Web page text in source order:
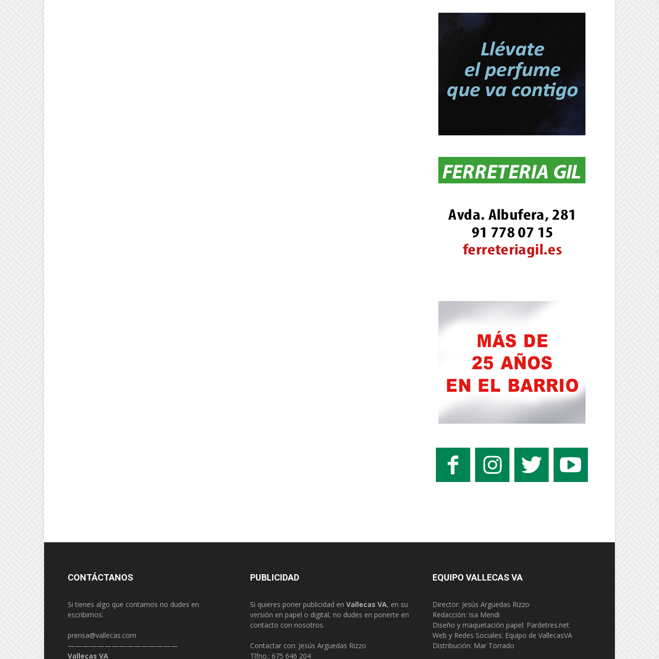
CONTÁCTANOS
Si tienes algo que contarnos no dudes en
escribirnos:
prensa@vallecas.com
———————————————
Vallecas VA
PUBLICIDAD
Si quieres poner publicidad en Vallecas VA, en su
versión en papel o digital, no dudes en ponerte en
contacto con nosotros.
Contactar con: Jesús Arguedas Rizzo
Tlfno.: 675 646 204
EQUIPO VALLECAS VA
Director: Jesús Arguedas Rizzo
Redacción: Isa Mendi
Diseño y maquetación papel: Pardetres.net
Web y Redes Sociales: Equipo de VallecasVA
Distribución: Mar Torrado